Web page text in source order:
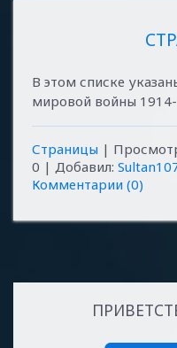
В этом списке
мировой войны
Страницы |
0 | Добавил:
Комментарии (0)